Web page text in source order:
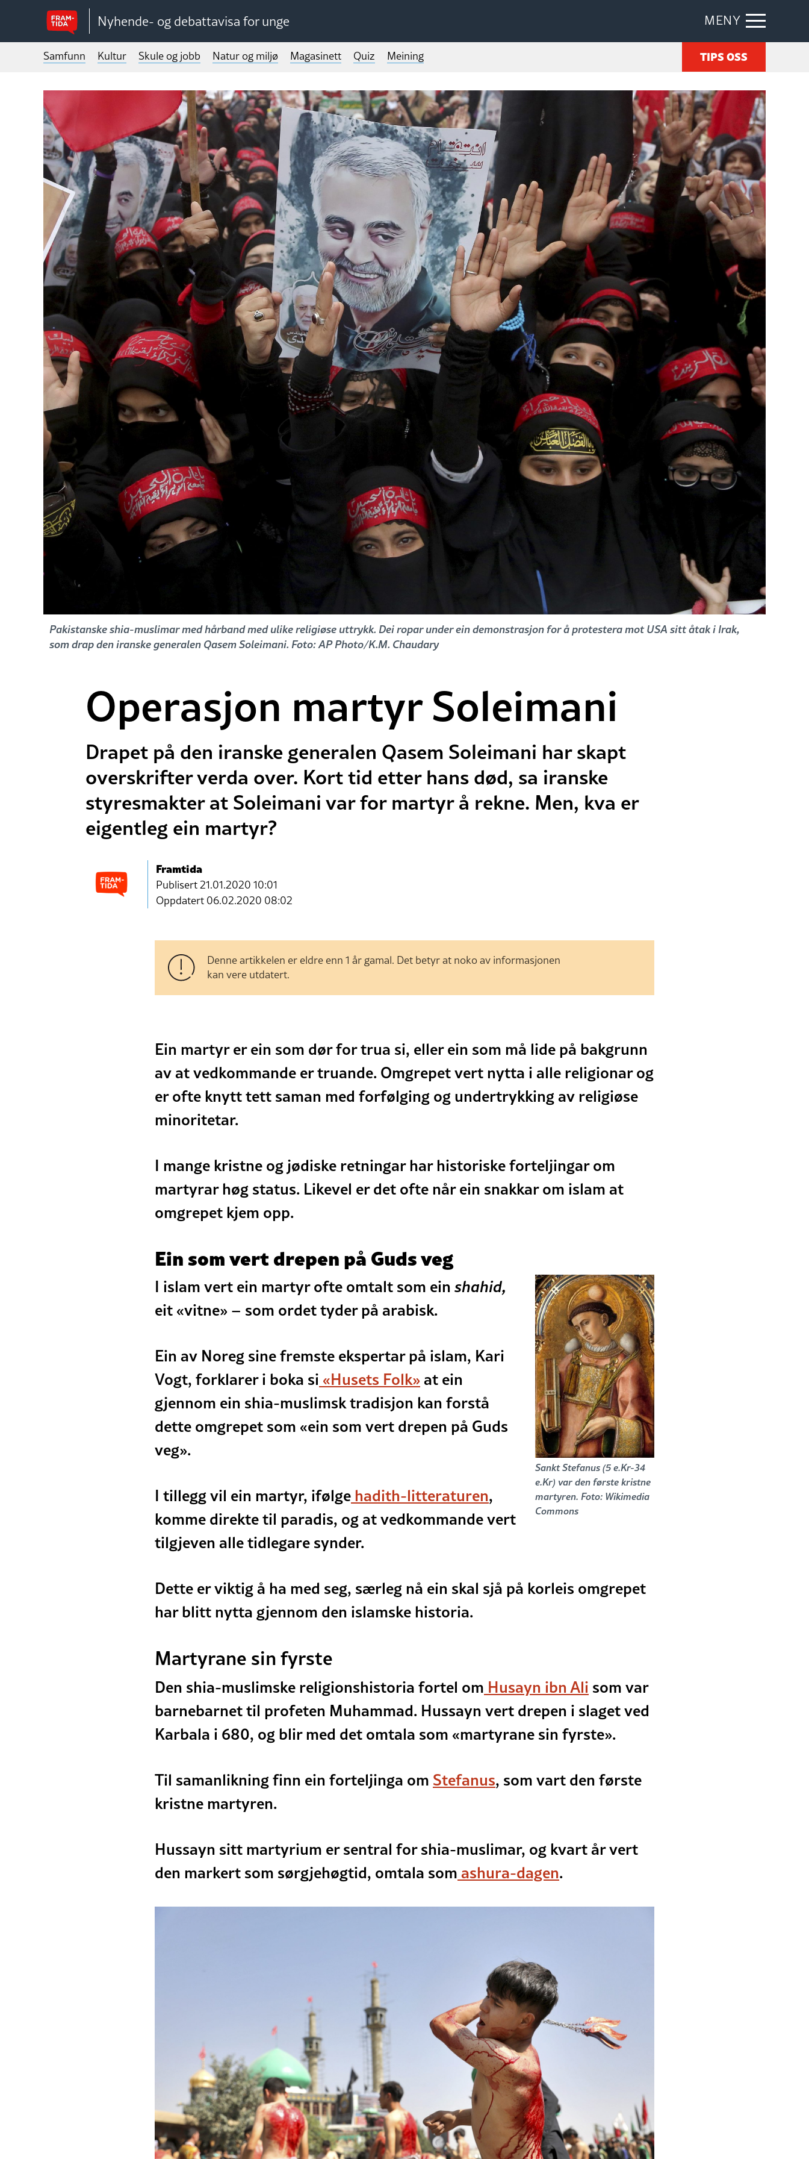
Nyhende- og debattavisa for unge MENY
Samfunn Kultur Skule og jobb Natur og miljø Magasinett Quiz Meining TIPS OSS
Pakistanske shia-muslimar med hårband med ulike religiøse uttrykk. Dei ropar under ein demonstrasjon for å protestera mot USA sitt åtak i Irak,
som drap den iranske generalen Qasem Soleimani. Foto: AP Photo/K.M. Chaudary
Operasjon martyr Soleimani
Drapet på den iranske generalen Qasem Soleimani har skapt
overskrifter verda over. Kort tid etter hans død, sa iranske
styresmakter at Soleimani var for martyr å rekne. Men, kva er
eigentleg ein martyr?
Framtida
Publisert21.01.2020 10:01
Oppdatert 06.02.2020 08:02
Denne artikkelen er eldre enn 1 år gamal. Det betyr at noko av informasjonen
kan vere utdatert.
Ein martyr er ein som dør for trua si, eller ein som må lide på bakgrunn
av at vedkommande er truande. Omgrepet vert nytta i alle religionar og
er ofte knytt tett saman med forfølging og undertrykking av religiøse
minoritetar.
I mange kristne og jødiske retningar har historiske forteljingar om
martyrar høg status. Likevel er det ofte når ein snakkar om islam at
omgrepet kjem opp.
Ein som vert drepen på Guds veg
Sankt Stefanus (5 e.Kr-34
e.Kr) var den første kristne
martyren. Foto: Wikimedia
Commons
I islam vert ein martyr ofte omtalt som einshahid,
eit «vitne» – som ordet tyder på arabisk.
Ein av Noreg sine fremste ekspertar på islam, Kari
Vogt, forklarer i boka si «Husets Folk»at ein
gjennom ein shia-muslimsk tradisjon kan forstå
dette omgrepet som «ein som vert drepen på Guds
veg».
I tillegg vil ein martyr, ifølgehadith-litteraturen,
komme direkte til paradis, og at vedkommande vert
tilgjeven alle tidlegare synder.
Dette er viktig å ha med seg, særleg nå ein skal sjå på korleis omgrepet
har blitt nytta gjennom den islamske historia.
Martyrane sin fyrste
Den shia-muslimske religionshistoria fortel om Husayn ibn Ali som var
barnebarnet til profeten Muhammad. Hussayn vert drepen i slaget ved
Karbala i 680, og blir med det omtala som «martyrane sin fyrste».
Til samanlikning finn ein forteljinga om Stefanus, som vart den første
kristne martyren.
Hussayn sitt martyrium er sentral for shia-muslimar, og kvart år vert
den markert som sørgjehøgtid, omtala somashura-dagen.